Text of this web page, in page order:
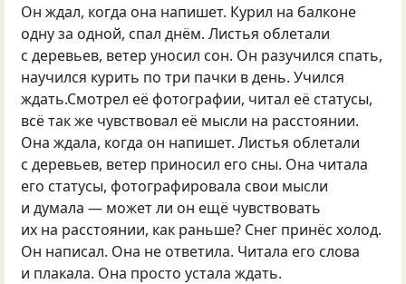
Он ждал, когда она напишет. Курил на балконе
одну за одной, спал днём. Листья облетали
с деревьев, ветер уносил сон. Он разучился спать,
научился курить по три пачки в день. Учился
ждать.Смотрел её фотографии, читал её статусы,
всё так же чувствовал её мысли на расстоянии.
Она ждала, когда он напишет. Листья облетали
с деревьев, ветер приносил его сны. Она читала
его статусы, фотографировала свои мысли
и думала — может ли он ещё чувствовать
их на расстоянии, как раньше? Снег принёс холод.
Он написал. Она не ответила. Читала его слова
и плакала. Она просто устала ждать.